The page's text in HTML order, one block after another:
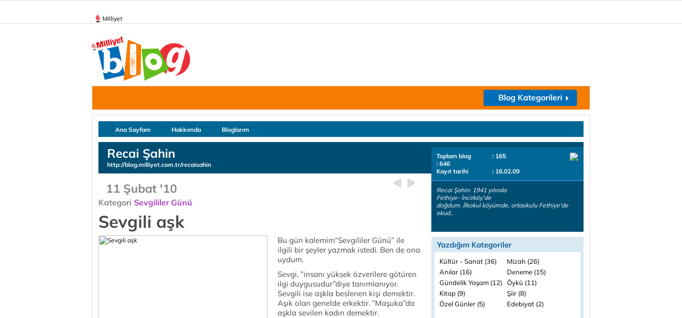
Milliyet
Blog Kategorileri
Ana Sayfam Hakkımda Bloglarım
Recai Şahin
http://blog.milliyet.com.tr/recaisahin
11 Şubat '10
Kategori Sevgililer Günü
Sevgili aşk
Bu gün kalemim“Sevgililer Günü” ile
ilgili bir şeyler yazmak istedi. Ben de ona
uydum.
Sevgi, ”insanı yüksek özverilere götüren
ilgi duygusudur”diye tanımlanıyor.
Sevgili ise aşkla beslenen kişi demektir.
Aşık olan genelde erkektir. ”Maşuka”da
aşkla sevilen kadın demektir.
Toplam blog
: 165
: 646
Kayıt tarihi
: 16.02.09
Recai Şahin: 1941 yılında
Fethiye- İncirköy'de
doğdum. İlkokul köyümde, ortaokulu Fethiye'de
okud..
Yazdığım Kategoriler
Kültür - Sanat (36)
Mizah (26)
Anılar (16)
Deneme (15)
Gündelik Yaşam (12)
Öykü (11)
Kitap (9)
Şiir (8)
Özel Günler (5)
Edebiyat (2)